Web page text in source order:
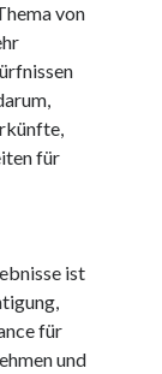
von
für
ist
für
und